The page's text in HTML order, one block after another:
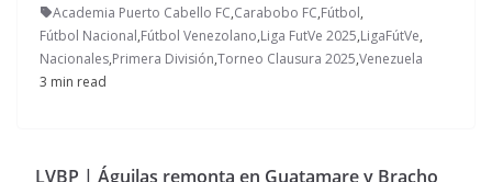
Academia Puerto Cabello FC,Carabobo FC,Fútbol,
Fútbol Nacional,Fútbol Venezolano,Liga FutVe 2025,LigaFútVe,
Nacionales,Primera División,Torneo Clausura 2025,Venezuela
3 min read
LVBP | Águilas remonta en Guatamare y Bracho